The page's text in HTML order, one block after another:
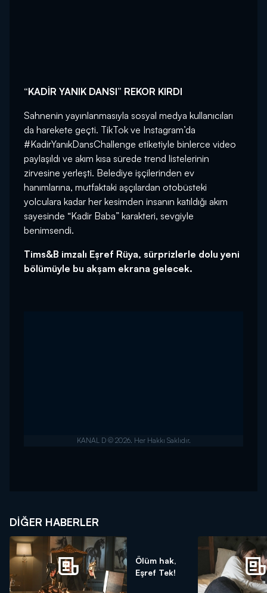
“KADİR YANIK DANSI” REKOR KIRDI
Sahnenin yayınlanmasıyla sosyal medya kullanıcıları
da harekete geçti. TikTok ve Instagram’da
#KadirYanıkDansChallenge etiketiyle binlerce video
paylaşıldı ve akım kısa sürede trend listelerinin
zirvesine yerleşti. Belediye işçilerinden ev
hanımlarına, mutfaktaki aşçılardan otobüsteki
yolculara kadar her kesimden insanın katıldığı akım
sayesinde “Kadir Baba” karakteri, sevgiyle
benimsendi.
Tims&B imzalı Eşref Rüya, sürprizlerle dolu yeni
bölümüyle bu akşam ekrana gelecek.
DIĞER HABERLER
Ölüm hak,
Eşref Tek!